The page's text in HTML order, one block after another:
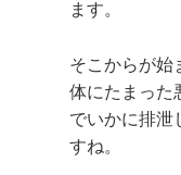
ます。
そこからが始
体にたまった
でいかに排泄
すね。